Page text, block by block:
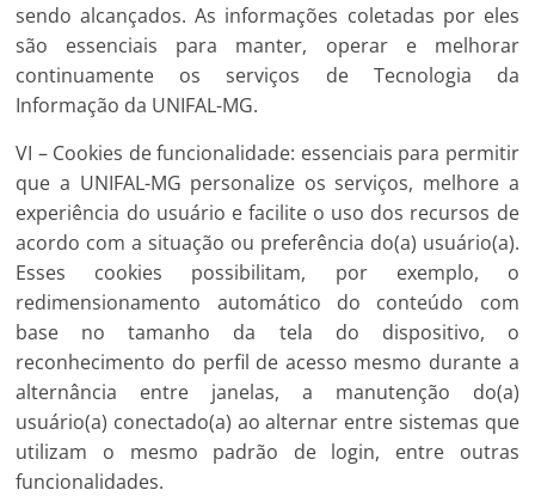
sendo alcançados. As informações coletadas por eles
são essenciais para manter, operar e melhorar
continuamente os serviços de Tecnologia da
Informação da UNIFAL-MG.
VI – Cookies de funcionalidade: essenciais para permitir
que a UNIFAL-MG personalize os serviços, melhore a
experiência do usuário e facilite o uso dos recursos de
acordo com a situação ou preferência do(a) usuário(a).
Esses cookies possibilitam, por exemplo, o
redimensionamento automático do conteúdo com
base no tamanho da tela do dispositivo, o
reconhecimento do perfil de acesso mesmo durante a
alternância entre janelas, a manutenção do(a)
usuário(a) conectado(a) ao alternar entre sistemas que
utilizam o mesmo padrão de login, entre outras
funcionalidades.